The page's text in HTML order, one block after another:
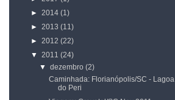
► 2014 (1)
► 2013 (11)
► 2012 (22)
▼ 2011 (24)
▼dezembro(2)
Caminhada: Florianópolis/SC - Lagoa
do Peri